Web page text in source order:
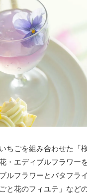
ちごを組み合わせた「
・エディブルフラワー
ルフラワーとバタフラ
と花のフィユテ」など